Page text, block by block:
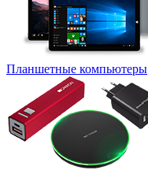
Планшетные компьютеры